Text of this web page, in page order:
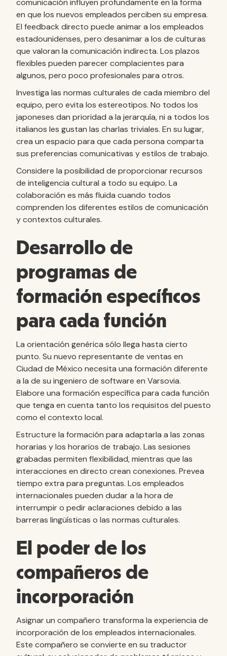
en que los nuevos empleados perciben su empresa.
El feedback directo puede animar a los empleados
estadounidenses, pero desanimar a los de culturas
que valoran la comunicación indirecta. Los plazos
flexibles pueden parecer complacientes para
algunos, pero poco profesionales para otros.
Investiga las normas culturales de cada miembro del
equipo, pero evita los estereotipos. No todos los
japoneses dan prioridad a la jerarquía, ni a todos los
italianos les gustan las charlas triviales. En su lugar,
crea un espacio para que cada persona comparta
sus preferencias comunicativas y estilos de trabajo.
Considere la posibilidad de proporcionar recursos
de inteligencia cultural a todo su equipo. La
colaboración es más fluida cuando todos
comprenden los diferentes estilos de comunicación
y contextos culturales.
Desarrollo de
programas de
formación específicos
para cada función
La orientación genérica sólo llega hasta cierto
punto. Su nuevo representante de ventas en
Ciudad de México necesita una formación diferente
a la de su ingeniero de software en Varsovia.
Elabore una formación específica para cada función
que tenga en cuenta tanto los requisitos del puesto
como el contexto local.
Estructure la formación para adaptarla a las zonas
horarias y los horarios de trabajo. Las sesiones
grabadas permiten flexibilidad, mientras que las
interacciones en directo crean conexiones. Prevea
tiempo extra para preguntas. Los empleados
internacionales pueden dudar a la hora de
interrumpir o pedir aclaraciones debido a las
barreras lingüísticas o las normas culturales.
El poder de los
compañeros de
incorporación
Asignar un compañero transforma la experiencia de
incorporación de los empleados internacionales.
Este compañero se convierte en su traductor